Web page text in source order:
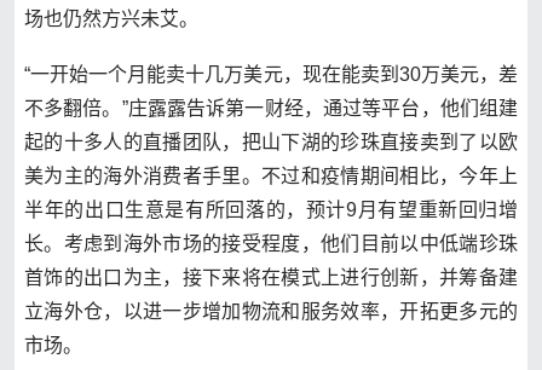
场也仍然方兴未艾。
“一开始一个月能卖十几万美元，现在能卖到30万美元，差
不多翻倍。”庄露露告诉第一财经，通过等平台，他们组建
起的十多人的直播团队，把山下湖的珍珠直接卖到了以欧
美为主的海外消费者手里。不过和疫情期间相比，今年上
半年的出口生意是有所回落的，预计9月有望重新回归增
长。考虑到海外市场的接受程度，他们目前以中低端珍珠
首饰的出口为主，接下来将在模式上进行创新，并筹备建
立海外仓，以进一步增加物流和服务效率，开拓更多元的
市场。